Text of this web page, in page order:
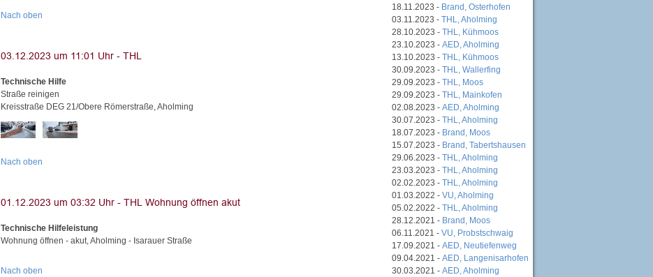
Nach oben
Technische Hilfe
Straße reinigen
Kreisstraße DEG 21/Obere Römerstraße, Aholming
Nach oben
Technische Hilfeleistung
Wohnung öffnen - akut, Aholming - Isarauer Straße
Nach oben
18.11.2023 - Brand, Osterhofen
03.11.2023 - THL, Aholming
28.10.2023 - THL, Kühmoos
23.10.2023 - AED, Aholming
13.10.2023 - THL, Kühmoos
30.09.2023 - THL, Wallerfing
29.09.2023 - THL, Moos
29.09.2023 - THL, Mainkofen
02.08.2023 - AED, Aholming
30.07.2023 - THL, Aholming
18.07.2023 - Brand, Moos
15.07.2023 - Brand, Tabertshausen
29.06.2023 - THL, Aholming
23.03.2023 - THL, Aholming
02.02.2023 - THL, Aholming
01.03.2022 - VU, Aholming
05.02.2022 - THL, Aholming
28.12.2021 - Brand, Moos
06.11.2021 - VU, Probstschwaig
17.09.2021 - AED, Neutiefenweg
09.04.2021 - AED, Langenisarhofen
30.03.2021 - AED, Aholming